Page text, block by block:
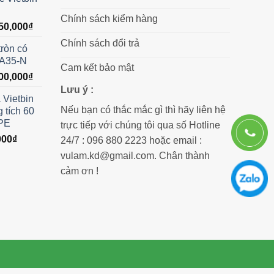
6,450,000₫.
₫Giá
4,850,000₫.
có
N
₫Giá
tại
là:
1,200,000₫.
Vietbin
tích 60
₫Giá
Chính sách kiểm hàng
Chính sách đổi trả
Cam kết bảo mật
Lưu ý :
Nếu bạn có thắc mắc gì thì hãy liên hệ
trực tiếp với chúng tôi qua số Hotline
24/7 : 096 880 2223 hoặc email :
vulam.kd@gmail.com. Chân thành
cảm ơn !